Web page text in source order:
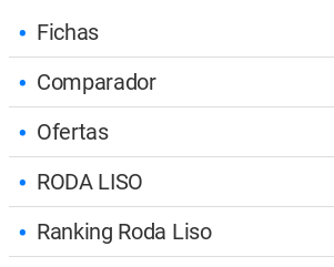
Fichas
Comparador
Ofertas
RODA LISO
Ranking Roda Liso